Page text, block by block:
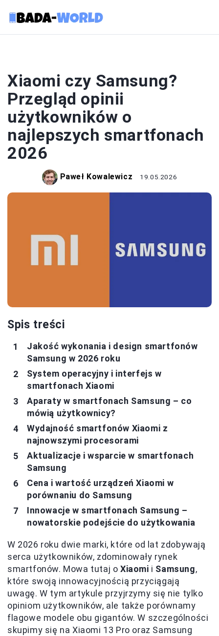
Xiaomi czy Samsung?
Przegląd opinii
użytkowników o
najlepszych smartfonach
2026
Paweł Kowalewicz 19.05.2026
Spis treści
Jakość wykonania i design smartfonów
Samsung w 2026 roku
System operacyjny i interfejs w
smartfonach Xiaomi
Aparaty w smartfonach Samsung – co
mówią użytkownicy?
Wydajność smartfonów Xiaomi z
najnowszymi procesorami
Aktualizacje i wsparcie w smartfonach
Samsung
Cena i wartość urządzeń Xiaomi w
porównaniu do Samsung
Innowacje w smartfonach Samsung –
nowatorskie podejście do użytkowania
W 2026 roku dwie marki, które od lat zdobywają
serca użytkowników, zdominowały rynek
smartfonów. Mowa tutaj oXiaomi i Samsung,
które swoją innowacyjnością przyciągają
uwagę. W tym artykule przyjrzymy się nie tylko
opiniom użytkowników, ale także porównamy
flagowe modele obu gigantów. W szczególności
skupimy się na Xiaomi 13 Pro oraz Samsung